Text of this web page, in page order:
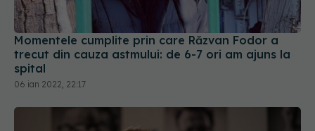
Momentele cumplite prin care Răzvan Fodor a
trecut din cauza astmului: de 6-7 ori am ajuns la
spital
06 ian 2022, 22:17